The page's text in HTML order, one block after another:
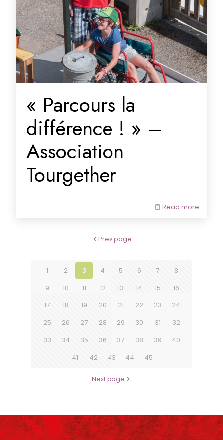
« Parcours la
différence ! » –
Association
Tourgether
Read more
Prev page
1 2 3 4 5 6 7
8
9
10 11 12 13 14 15
16
17
18 19 20 21 22 23
24
25
26 27 28 29 30 31
32
33
34 35 36 37 38 39
40
41
42 43 44 45
Next page